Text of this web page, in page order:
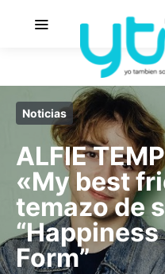
Noticias
ALFIE
«My best
temazo de
Form”